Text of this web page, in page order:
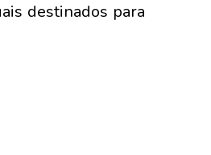
destinados para